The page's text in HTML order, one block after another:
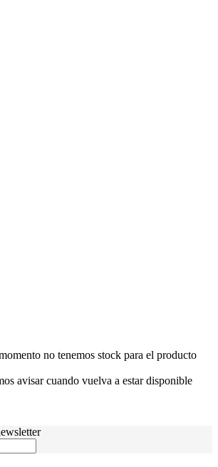
no tenemos stock para el producto
avisar cuando vuelva a estar disponible